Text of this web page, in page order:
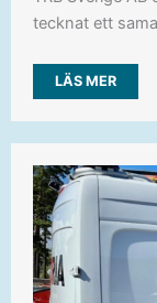
tecknat ett
LÄS MER